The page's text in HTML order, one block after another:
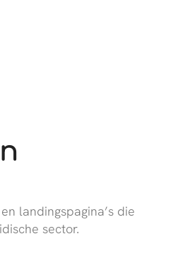
landingspagina’s die
sector.